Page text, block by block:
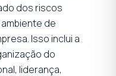
dos riscos
de
Isso inclui a
do
liderança,